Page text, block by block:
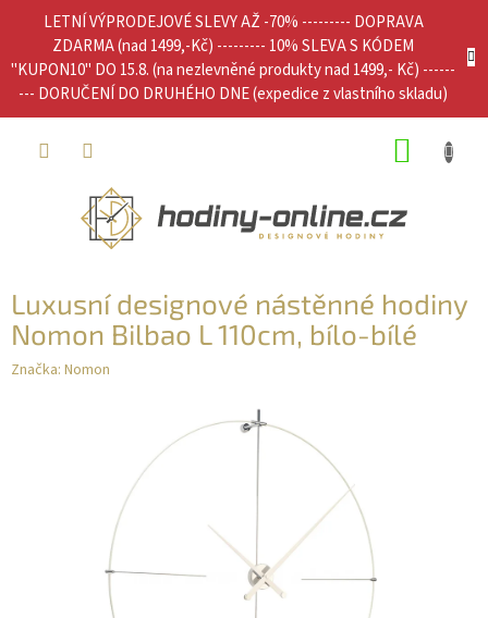
LETNÍ VÝPRODEJOVÉ SLEVY AŽ -70% --------- DOPRAVA
ZDARMA (nad 1499,-Kč) --------- 10% SLEVA S KÓDEM
"KUPON10" DO 15.8. (na nezlevněné produkty nad 1499,- Kč) ------
--- DORUČENÍ DO DRUHÉHO DNE (expedice z vlastního skladu)
Luxusní designové nástěnné hodiny
Nomon Bilbao L 110cm, bílo-bílé
Značka: Nomon